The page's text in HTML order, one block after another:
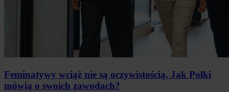
Feminatywy wciąż nie są oczywistością. Jak Polki
mówią o swoich zawodach?